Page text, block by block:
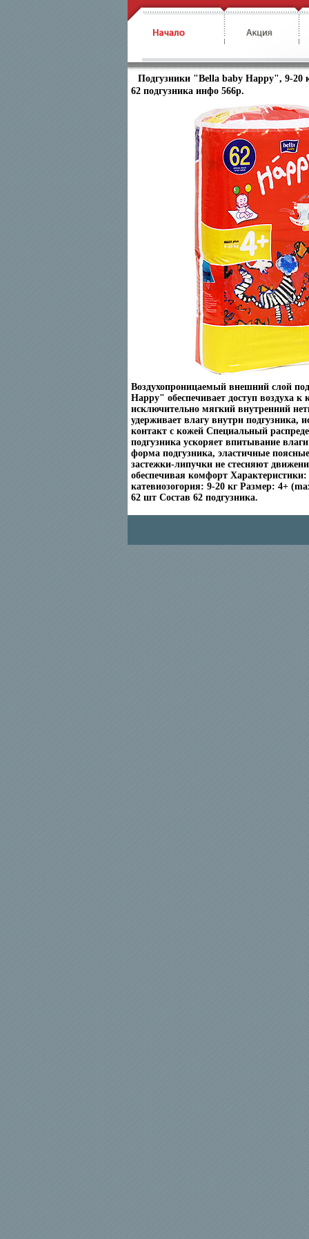
Подгузники "Bella baby Happy", 9-20
62 подгузника инфо 566p.
Воздухопроницаемый внешний слой
Happy" обеспечивает доступ воздуха к
исключительно мягкий внутренний
удерживает влагу внутри подгузника,
контакт с кожей Специальный
подгузника ускоряет впитывание
форма подгузника, эластичные
застежки-липучки не стесняют
обеспечивая комфорт Характеристики:
катевиозогория: 9-20 кг Размер: 4+
62 шт Состав 62 подгузника.